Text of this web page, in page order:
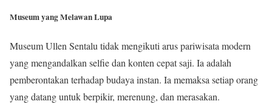
Museum yang Melawan Lupa
Museum Ullen Sentalu tidak mengikuti arus pariwisata modern
yang mengandalkan selfie dan konten cepat saji. Ia adalah
pemberontakan terhadap budaya instan. Ia memaksa setiap orang
yang datang untuk berpikir, merenung, dan merasakan.